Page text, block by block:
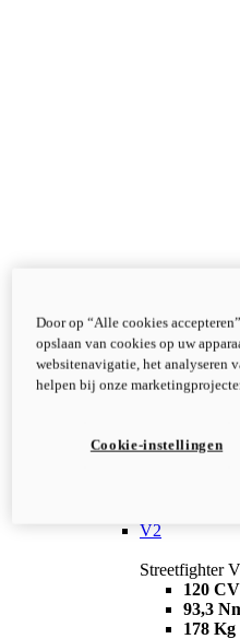
V2
Streetfighter
120 CV
93,3
178 Kg
Door op “Alle cookies
opslaan van cookies op uw
websitenavigatie, het analyseren
helpen bij onze
Cookie-instellingen